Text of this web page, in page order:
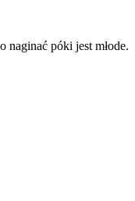
naginać póki jest młode.